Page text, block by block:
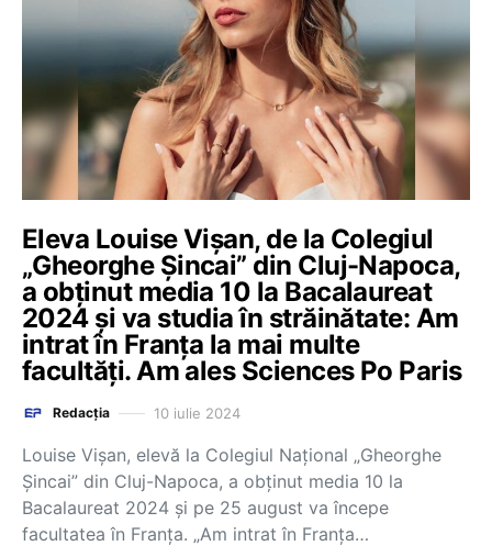
Eleva Louise Vișan, de la Colegiul
„Gheorghe Șincai” din Cluj-Napoca,
a obținut media 10 la Bacalaureat
2024 și va studia în străinătate: Am
intrat în Franța la mai multe
facultăți. Am ales Sciences Po Paris
Redacția 10 iulie 2024
Louise Vișan, elevă la Colegiul Național „Gheorghe
Șincai” din Cluj-Napoca, a obținut media 10 la
Bacalaureat 2024 și pe 25 august va începe
facultatea în Franța. „Am intrat în Franța…